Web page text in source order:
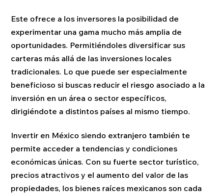
Este ofrece a los inversores la posibilidad de
experimentar una gama mucho más amplia de
oportunidades. Permitiéndoles diversificar sus
carteras más allá de las inversiones locales
tradicionales. Lo que puede ser especialmente
beneficioso si buscas reducir el riesgo asociado a la
inversión en un área o sector específicos,
dirigiéndote a distintos países al mismo tiempo.
Invertir en México siendo extranjero también te
permite acceder a tendencias y condiciones
económicas únicas. Con su fuerte sector turístico,
precios atractivos y el aumento del valor de las
propiedades, los bienes raíces mexicanos son cada